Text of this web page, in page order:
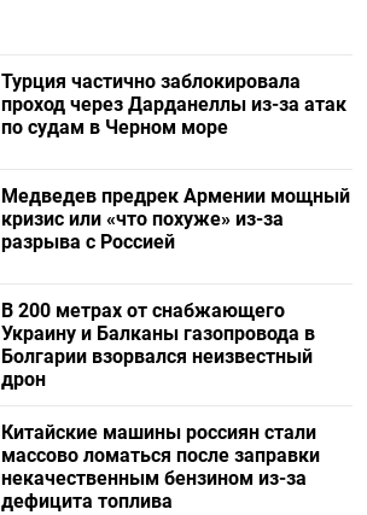
Турция частично заблокировала
проход через Дарданеллы из-за атак
по судам в Черном море
Медведев предрек Армении мощный
кризис или «что похуже» из-за
разрыва с Россией
В 200 метрах от снабжающего
Украину и Балканы газопровода в
Болгарии взорвался неизвестный
дрон
Китайские машины россиян стали
массово ломаться после заправки
некачественным бензином из-за
дефицита топлива